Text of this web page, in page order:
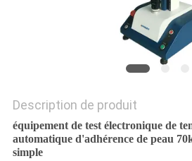
Description de produit
équipement de test électronique de
automatique d'adhérence de peau
simple